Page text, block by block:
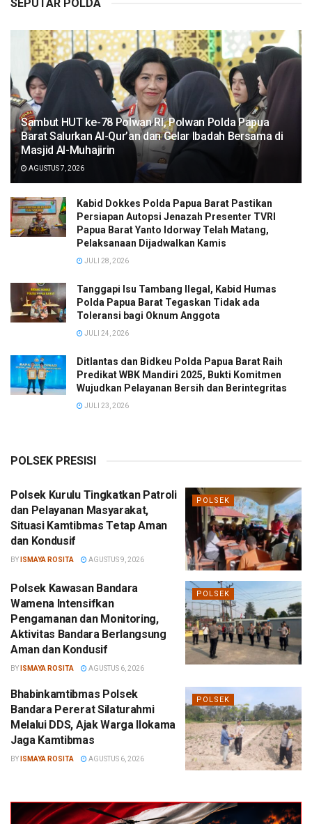
SEPUTAR POLDA
Sambut HUT ke-78 Polwan RI, Polwan Polda Papua
Barat Salurkan Al-Qur’an dan Gelar Ibadah Bersama di
Masjid Al-Muhajirin
AGUSTUS 7, 2026
Kabid Dokkes Polda Papua Barat Pastikan
Persiapan Autopsi Jenazah Presenter TVRI
Papua Barat Yanto Idorway Telah Matang,
Pelaksanaan Dijadwalkan Kamis
JULI 28, 2026
Tanggapi Isu Tambang Ilegal, Kabid Humas
Polda Papua Barat Tegaskan Tidak ada
Toleransi bagi Oknum Anggota
JULI 24, 2026
Ditlantas dan Bidkeu Polda Papua Barat Raih
Predikat WBK Mandiri 2025, Bukti Komitmen
Wujudkan Pelayanan Bersih dan Berintegritas
JULI 23, 2026
POLSEK PRESISI
POLSEK
Polsek Kurulu Tingkatkan Patroli
dan Pelayanan Masyarakat,
Situasi Kamtibmas Tetap Aman
dan Kondusif
BY ISMAYA ROSITA AGUSTUS 9, 2026
POLSEK
Polsek Kawasan Bandara
Wamena Intensifkan
Pengamanan dan Monitoring,
Aktivitas Bandara Berlangsung
Aman dan Kondusif
BY ISMAYA ROSITA AGUSTUS 6, 2026
POLSEK
Bhabinkamtibmas Polsek
Bandara Pererat Silaturahmi
Melalui DDS, Ajak Warga Ilokama
Jaga Kamtibmas
BY ISMAYA ROSITA AGUSTUS 6, 2026